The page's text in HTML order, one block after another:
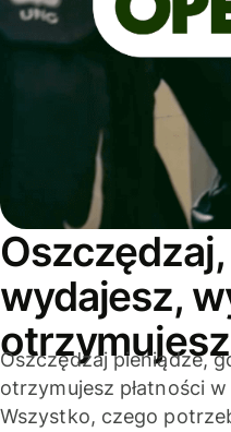
wydajesz,
Oszczędzaj pieniądze,
otrzymujesz płatności
Wszystko, czego